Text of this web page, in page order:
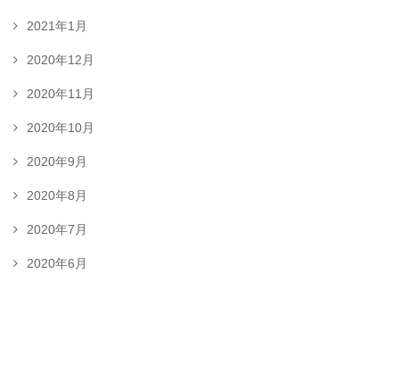
2021年1月
2020年12月
2020年11月
2020年10月
2020年9月
2020年8月
2020年7月
2020年6月